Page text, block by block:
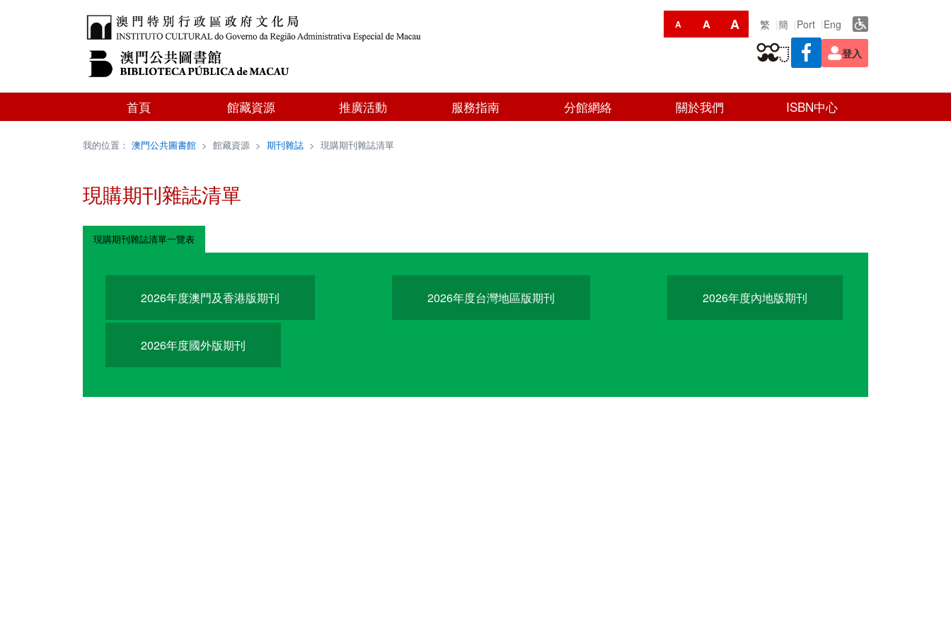
A A A 繁 簡 Port Eng
登入
首頁 館藏資源 推廣活動 服務指南 分館網絡 關於我們 ISBN中心
我的位置： 澳門公共圖書館 > 館藏資源 > 期刊雜誌 > 現購期刊雜誌清單
現購期刊雜誌清單
現購期刊雜誌清單一覽表
2026年度澳門及香港版期刊 2026年度台灣地區版期刊 2026年度內地版期刊
2026年度國外版期刊